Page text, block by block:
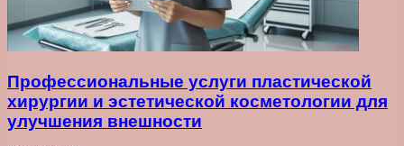
Профессиональные услуги пластической
хирургии и эстетической косметологии для
улучшения внешности